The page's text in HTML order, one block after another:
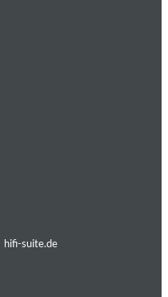
hifi-suite.de